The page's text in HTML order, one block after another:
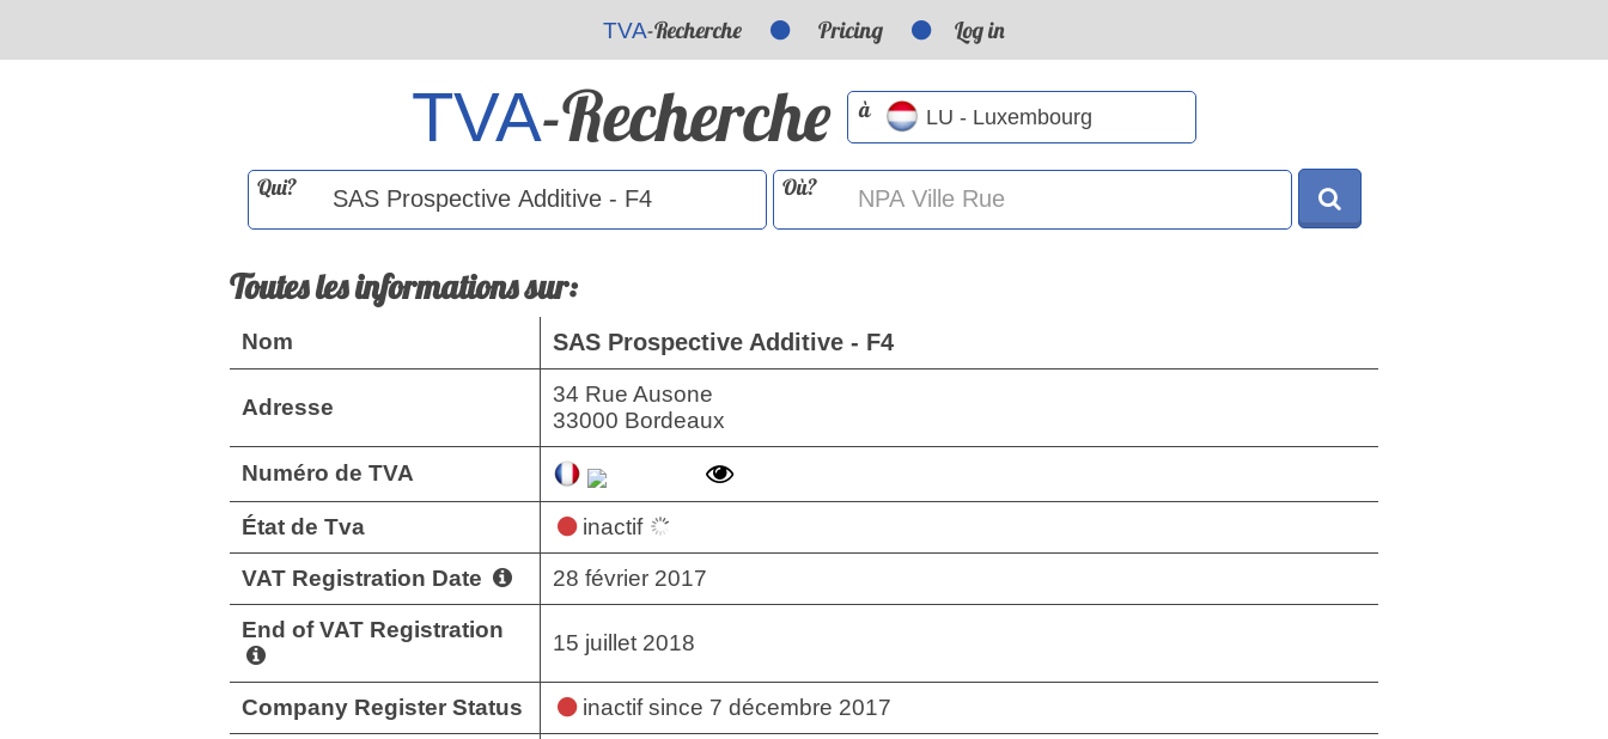
TVA-Recherche Pricing Log in
TVA-Recherche à
Qui? Où?
Toutes les informations sur:
Nom SAS Prospective Additive - F4
Adresse
34 Rue Ausone
33000 Bordeaux
Numéro de TVA
État de Tva inactif
VAT Registration Date 28 février 2017
End of VAT Registration
15 juillet 2018
Company Register Status inactifsince 7 décembre 2017